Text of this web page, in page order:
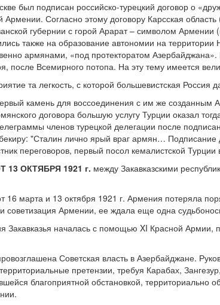
был подписан российско-турецкий договор о
Армении. Согласно этому договору Карсская
губернии с горой Арарат – символом Армении
также на образование автономии на территории
армянами, «под протекторатом
после Всемирного потопа. На эту тему имеется
та легкость, с которой большевистская
камень для воссоединения с им же
договора большую услугу Турции оказал
членов турецкой делегации после
"Сталин лично ярый враг армян… Подписание
переговоров, первый посол кемалистской
ОКТЯБРЯ 1921 г. между Закавказскими
16 марта и 13 октября 1921 г. Армения потеряла
советизация Армении, ее ждала еще одна
Закавказья началась с помощью XI Красной
Советская власть в Азербайджане.
претензии, требуя Карабах,
благоприятной обстановкой, территориально